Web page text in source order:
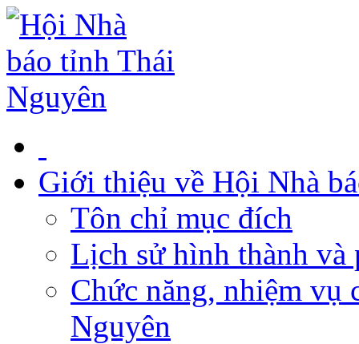
Giới thiệu về Hội Nhà
Tôn chỉ mục đích
Lịch sử hình thành và
Chức năng, nhiệm vụ
Nguyên